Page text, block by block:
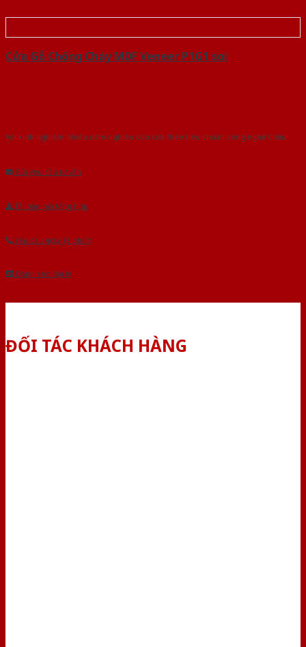
Cửa Gỗ Chống Cháy MDF Veneer P1G1 soi
Với kinh nghiệm nhiêu năm nghiên cứu cửa theo tiêu chuẩn công nghệ Châu
Âu.Chúng tôi tự tin là nhà sản xuất & cung cấp hàng đầu tại Việt Nam!
Gửi yêu cầu tư vấn
Tải báo giá tổng hợp
Yêu cầu gọi lại (3 phút)
Dành cho đại lý
ĐỐI TÁC KHÁCH HÀNG